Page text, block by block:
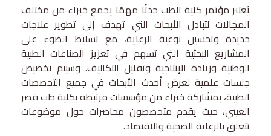
يُعتبر مؤتمر كلية الطب حدثًا مهمًا يجمع خبراء من مختلف
المجالات لتبادل الأبحاث التي تهدف إلى تطوير علاجات
جديدة وتحسين نوعية الرعاية، مع تسليط الضوء على
المشاريع البحثية التي تسهم في تعزيز الصناعات الطبية
الوطنية وزيادة الإنتاجية وتقليل التكاليف. وسيتم تخصيص
جلسات علمية لعرض أحدث الأبحاث في جميع التخصصات
الطبية، بمشاركة خبراء من مؤسسات مرتبطة بكلية طب قصر
العيني، حيث يقدم متخصصون محاضرات حول موضوعات
تتعلق بالرعاية الصحية والاقتصاد.